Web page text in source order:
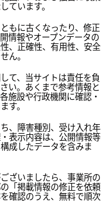
ています。
もに古くなったり、修正
情報やオープンデータの
、正確性、有用性、安全
ん。
て、当サイトは責任を負
い。あくまで参考情報と
施設や行政機関に確認・
す。
、障害種別、受け入れ年
表示内容は、公開情報等
成したデータを含みま
ざいましたら、事業所の
「掲載情報の修正を依頼
確認のうえ、無料で順次